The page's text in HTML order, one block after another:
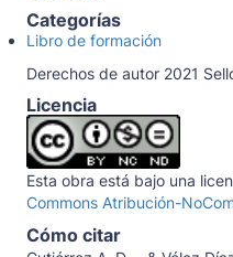
Categorías
Libro de formación
Derechos de autor 2021
Licencia
Esta obra está bajo una
Commons Atribución-
Cómo citar